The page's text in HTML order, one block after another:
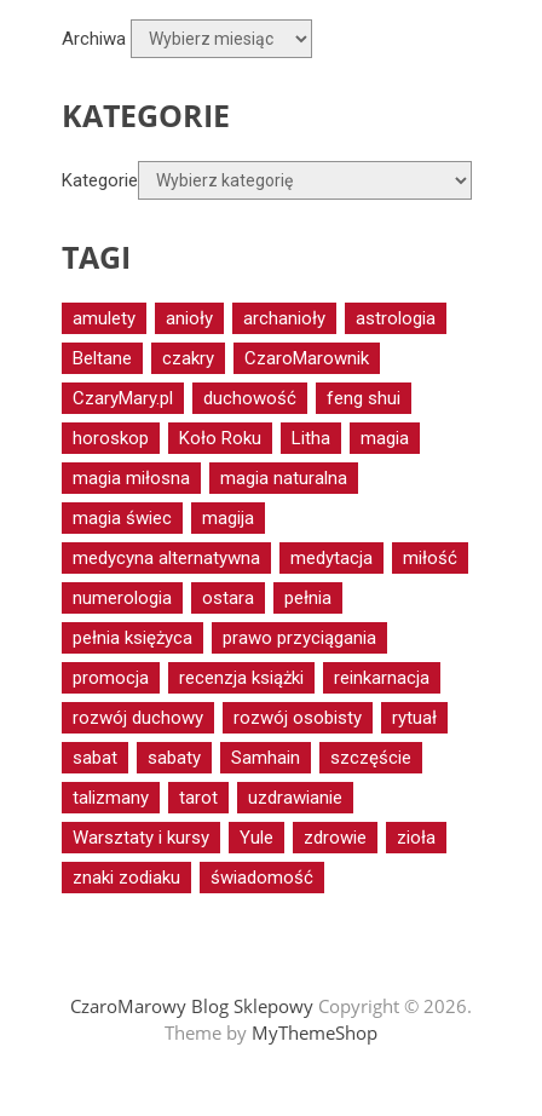
Archiwa
KATEGORIE
Kategorie
TAGI
amulety anioły archanioły
astrologia
Beltane
czakry
CzaroMarownik
CzaryMary.pl
duchowość
feng shui
horoskop
Koło Roku Litha
magia
magia miłosna
magia naturalna
magia świec
magija
medycyna alternatywna
medytacja
miłość
numerologia
ostara
pełnia
pełnia księżyca
prawo przyciągania
promocja
recenzja książki
reinkarnacja
rozwój duchowy
rozwój osobisty
rytuał
sabat
sabaty Samhain
szczęście
talizmany
tarot
uzdrawianie
Warsztaty i kursy
Yule zdrowie
zioła
znaki zodiaku
świadomość
CzaroMarowy Blog SklepowyCopyright © 2026.
Theme by MyThemeShop